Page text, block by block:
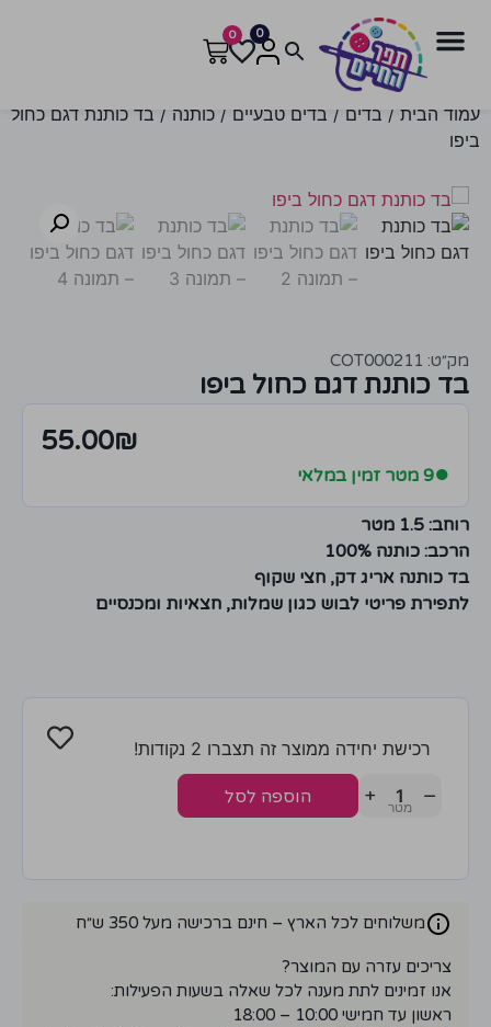
0
0
עמוד הבית / בדים / בדים טבעיים / כותנה / בד כותנת דגם כחול
ביפו
מק״ט: COT000211
בד כותנת דגם כחול ביפו
55.00₪
●9 מטר זמין במלאי
רוחב: 1.5 מטר
הרכב: כותנה 100%
בד כותנה אריג דק, חצי שקוף
לתפירת פריטי לבוש כגון שמלות, חצאיות ומכנסיים
רכישת יחידה ממוצר זה תצברו 2 נקודות!
−
+ הוספה לסל
משלוחים לכל הארץ – חינם ברכישה מעל 350 ש״ח
צריכים עזרה עם המוצר?
אנו זמינים לתת מענה לכל שאלה בשעות הפעילות:
ראשון עד חמישי 10:00 – 18:00